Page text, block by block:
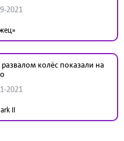
2021
колёс показали на
2021
II